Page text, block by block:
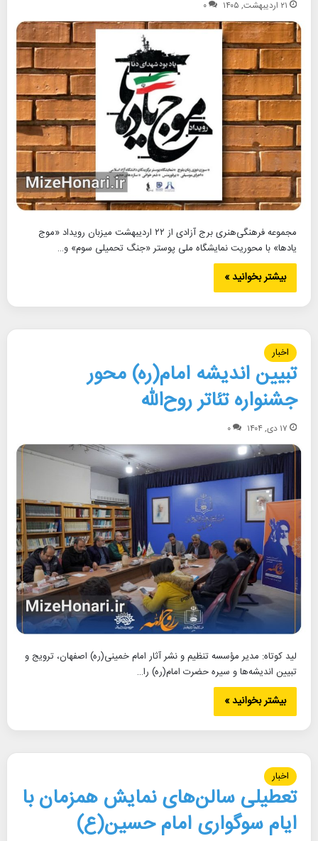
۲۱ اردیبهشت, ۱۴۰۵ ۰
مجموعه فرهنگی‌هنری برج آزادی از ۲۲ اردیبهشت میزبان رویداد «موج
یادها» با محوریت نمایشگاه ملی پوستر «جنگ تحمیلی سوم» و…
بیشتر بخوانید »
اخبار
تبیین اندیشه امام(ره) محور
جشنواره تئاتر روح‌الله
۱۷ دی, ۱۴۰۴ ۰
لید کوتاه: مدیر مؤسسه تنظیم و نشر آثار امام خمینی(ره) اصفهان، ترویج و
تبیین اندیشه‌ها و سیره حضرت امام(ره) را…
بیشتر بخوانید »
اخبار
تعطیلی سالن‌های نمایش همزمان با
ایام سوگواری امام حسین(ع)